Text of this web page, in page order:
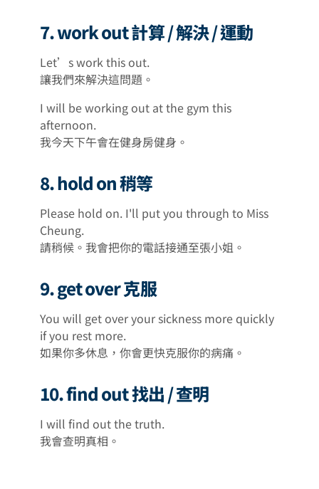
7. work out 計算 / 解決 / 運動
Let’s work this out.
讓我們來解決這問題。
I will be working out at the gym this
afternoon.
我今天下午會在健身房健身。
8. hold on 稍等
Please hold on. I'll put you through to Miss
Cheung.
請稍候。我會把你的電話接通至張小姐。
9. get over 克服
You will get over your sickness more quickly
if you rest more.
如果你多休息，你會更快克服你的病痛。
10. find out 找出 / 查明
I will find out the truth.
我會查明真相。